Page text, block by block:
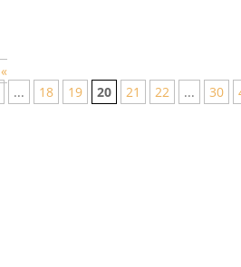
«
... 18 19 20 21 22 ... 30